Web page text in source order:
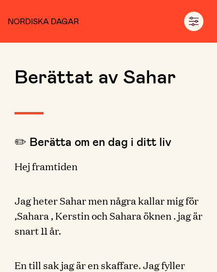
NORDISKA DAGAR
Berättat av Sahar
✏️ Berätta om en dag i ditt liv
Hej framtiden
Jag heter Sahar men några kallar mig för
,Sahara , Kerstin och Sahara öknen . jag är
snart 11 år.
En till sak jag är en skaffare. Jag fyller